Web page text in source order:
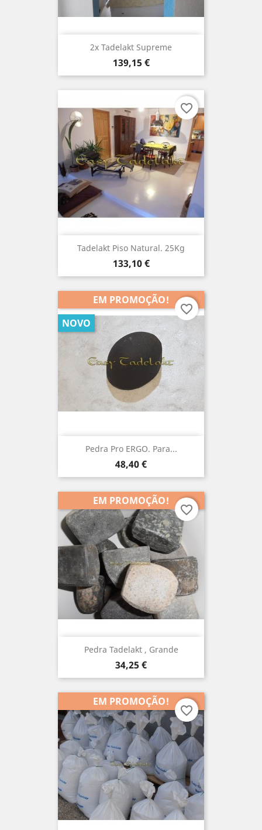
2x Tadelakt Supreme
Preço
139,15 €
Tadelakt Piso Natural. 25Kg
Preço
133,10 €
favorite_border
Pedra Pro ERGO. Para...
Preço
48,40 €
EM PROMOÇÃO!
NOVO
favorite_border
Pedra Tadelakt , Grande
Preço
34,25 €
EM PROMOÇÃO!
favorite_border
EM PROMOÇÃO!
favorite_border